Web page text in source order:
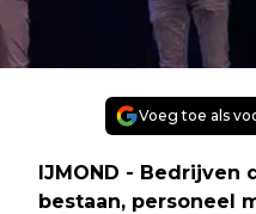
Voeg toe als
IJMOND - Bedrijven
bestaan, personeel